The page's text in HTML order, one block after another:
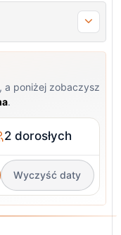
a poniżej zobaczysz
.
2 dorosłych
Wyczyść daty